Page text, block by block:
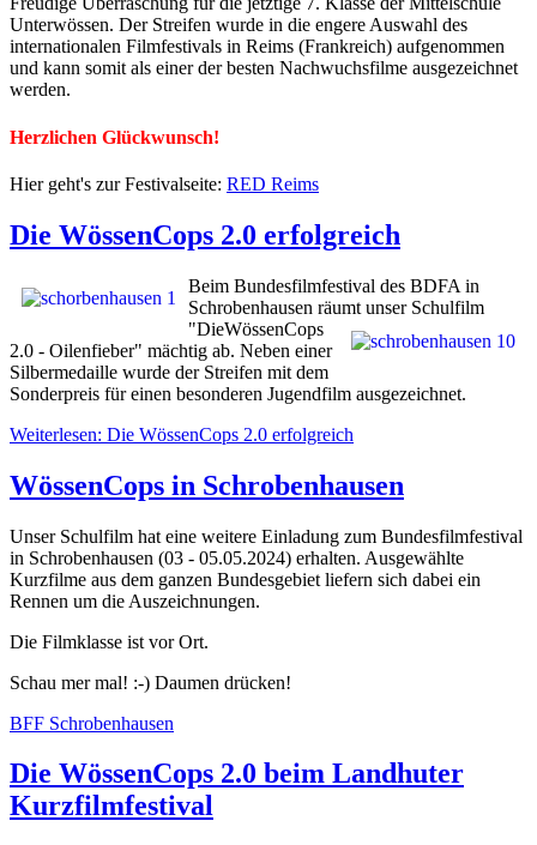
Unterwössen. Der Streifen wurde in die engere Auswahl des
internationalen Filmfestivals in Reims (Frankreich) aufgenommen
und kann somit als einer der besten Nachwuchsfilme ausgezeichnet
werden.
Herzlichen Glückwunsch!
Hier geht's zur Festivalseite: RED Reims
Die WössenCops 2.0 erfolgreich
Beim Bundesfilmfestival des BDFA in
Schrobenhausen räumt unser Schulfilm
"DieWössenCops
2.0 - Oilenfieber" mächtig ab. Neben einer
Silbermedaille wurde der Streifen mit dem
Sonderpreis für einen besonderen Jugendfilm ausgezeichnet.
Weiterlesen: Die WössenCops 2.0 erfolgreich
WössenCops in Schrobenhausen
Unser Schulfilm hat eine weitere Einladung zum Bundesfilmfestival
in Schrobenhausen (03 - 05.05.2024) erhalten. Ausgewählte
Kurzfilme aus dem ganzen Bundesgebiet liefern sich dabei ein
Rennen um die Auszeichnungen.
Die Filmklasse ist vor Ort.
Schau mer mal! :-) Daumen drücken!
BFF Schrobenhausen
Die WössenCops 2.0 beim Landhuter
Kurzfilmfestival